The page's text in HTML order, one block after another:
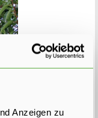
Anzeigen zu